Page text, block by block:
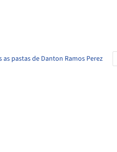
as pastas de Danton Ramos Perez